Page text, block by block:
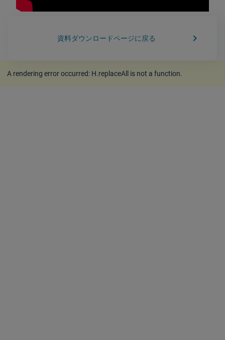
資料ダウンロードページに戻る keyboard_arrow_right
A rendering error occurred: H.replaceAll is not a function.